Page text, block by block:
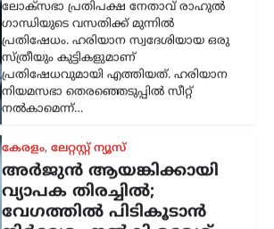
ന്യൂസ് ഡെസ്ക്
ഓഗസ്റ്റ്‌ 7, 2026
പൊലീസിനെ പരസ്യമായി വെല്ലുവിളിച്ച
അര്‍ജുന്‍ ആയങ്കിയെ എത്രയും വേഗം
പിടികൂടാന്‍ ആഭ്യന്തരമന്ത്രി രമേശ്
ചെന്നിത്തല നിര്‍ദേശം നല്‍കിയതിനെ
തുടര്‍ന്ന് സംസ്ഥാനത്ത് പൊലീസ്
കൊച്ചിയടക്കമുള്ള വിവിധ…
കേരളം,മലപ്പുറം
പാണക്കാട്ടെ മണ്ണിടിച്ചിലിന്
പിന്നിൽ അനധികൃത